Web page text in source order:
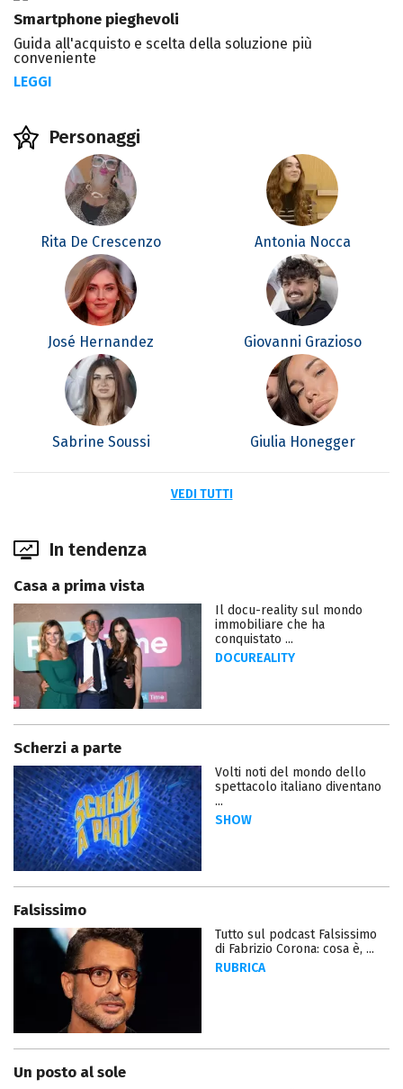
Smartphone pieghevoli
Guida all'acquisto e scelta della soluzione più
conveniente
LEGGI
Personaggi
Rita De Crescenzo Antonia Nocca
José Hernandez Giovanni Grazioso
Sabrine Soussi Giulia Honegger
VEDI TUTTI
In tendenza
Casa a prima vista
Il docu-reality sul mondo
immobiliare che ha
conquistato ...
DOCUREALITY
Scherzi a parte
Volti noti del mondo dello
spettacolo italiano diventano
...
SHOW
Falsissimo
Tutto sul podcast Falsissimo
di Fabrizio Corona: cosa è, ...
RUBRICA
Un posto al sole